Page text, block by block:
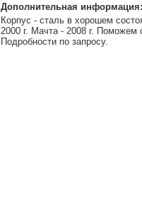
Дополнительная информация:
Корпус - сталь в хорошем
2000 г. Мачта - 2008 г. Поможем
Подробности по запросу.